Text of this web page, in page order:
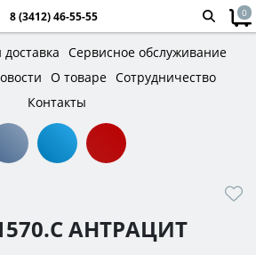
8 (3412) 46-55-55 0
Сервисное обслуживание
О товаре Сотрудничество
Контакты
АНТРАЦИТ